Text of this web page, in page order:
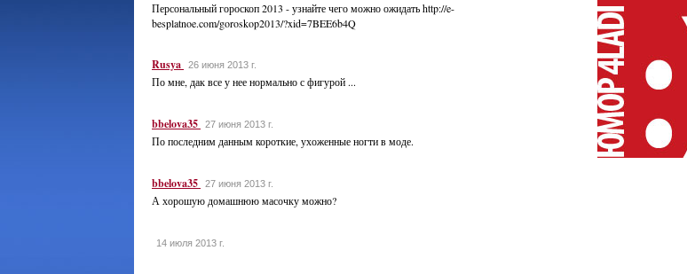
Персональный гороскоп 2013 - узнайте чего можно ожидать http://e-
besplatnoe.com/goroskop2013/?xid=7BEE6b4Q
Rusya 26 июня 2013 г.
По мне, дак все у нее нормально с фигурой ...
bbelova35 27 июня 2013 г.
По последним данным короткие, ухоженные ногти в моде.
bbelova35 27 июня 2013 г.
А хорошую домашнюю масочку можно?
14 июля 2013 г.